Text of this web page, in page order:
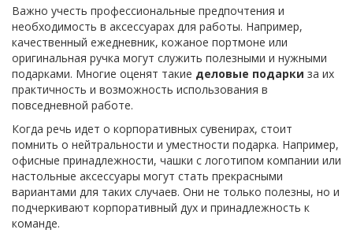
Важно учесть профессиональные предпочтения и
необходимость в аксессуарах для работы. Например,
качественный ежедневник, кожаное портмоне или
оригинальная ручка могут служить полезными и нужными
подарками. Многие оценят такие деловые подарки за их
практичность и возможность использования в
повседневной работе.
Когда речь идет о корпоративных сувенирах, стоит
помнить о нейтральности и уместности подарка. Например,
офисные принадлежности, чашки с логотипом компании или
настольные аксессуары могут стать прекрасными
вариантами для таких случаев. Они не только полезны, но и
подчеркивают корпоративный дух и принадлежность к
команде.